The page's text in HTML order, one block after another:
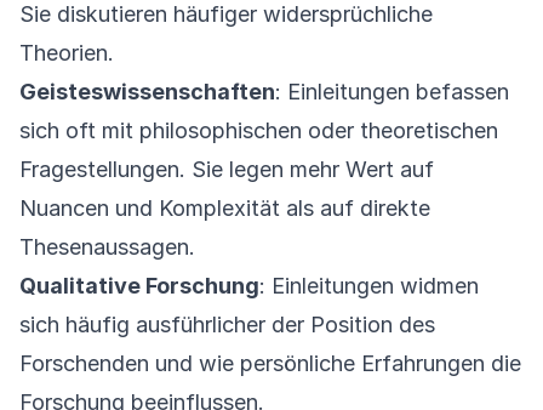
Sie diskutieren häufiger widersprüchliche
Theorien.
Geisteswissenschaften: Einleitungen befassen
sich oft mit philosophischen oder theoretischen
Fragestellungen. Sie legen mehr Wert auf
Nuancen und Komplexität als auf direkte
Thesenaussagen.
Qualitative Forschung: Einleitungen widmen
sich häufig ausführlicher der Position des
Forschenden und wie persönliche Erfahrungen die
Forschung beeinflussen.